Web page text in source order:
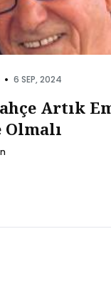
• 6 SEP, 2024
Artık